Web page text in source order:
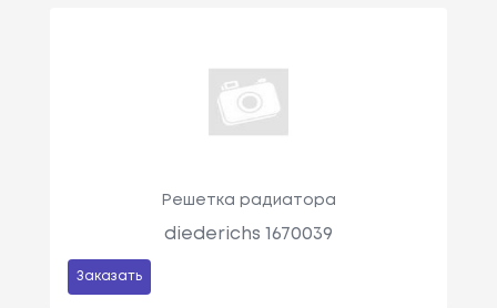
Решетка радиатора
diederichs 1670039
Заказать